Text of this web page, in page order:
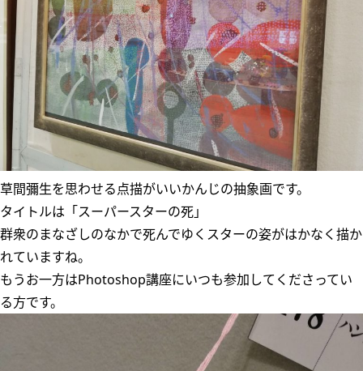
草間彌生を思わせる点描がいいかんじの抽象画です。
タイトルは「スーパースターの死」
群衆のまなざしのなかで死んでゆくスターの姿がはかなく描か
れていますね。
もうお一方はPhotoshop講座にいつも参加してくださってい
る方です。